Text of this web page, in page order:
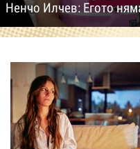
Ненчо Илчев: Егото